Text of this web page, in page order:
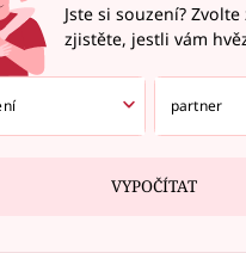
Jste si souzení?
zjistěte, jestli vám
VYPOČÍTAT